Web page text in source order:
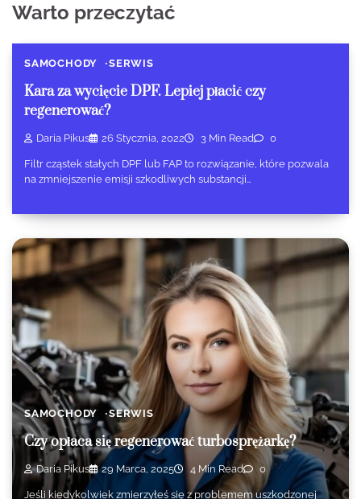
Warto przeczytać
SAMOCHODY SERWIS
Kara za wycięcie DPF. Lepiej płacić czy
regenerować?
Daria Pikus 26 Stycznia, 2022 3 Min Read 0
Filtr cząstek stałych DPF lub FAP to rozwiązanie, które pozwala
na zmniejszenie emisji szkodliwych substancji…
SAMOCHODY SERWIS
Czy opłaca się regenerować turbosprężarkę?
Daria Pikus 29 Marca, 2025 4 Min Read 0
Jeśli kiedykolwiek zmierzyłeś się z problemem uszkodzonej